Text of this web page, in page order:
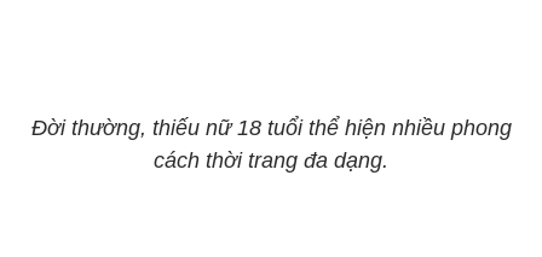
Đời thường, thiếu nữ 18 tuổi thể hiện nhiều phong
cách thời trang đa dạng.